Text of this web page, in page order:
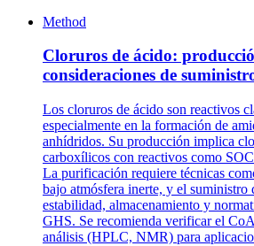
Method
Cloruros de ácido:
consideraciones de
Los cloruros de ácido son reactivos
especialmente en la formación de
anhídridos. Su producción implica
carboxílicos con reactivos como
La purificación requiere técnicas
bajo atmósfera inerte, y el suministro
estabilidad, almacenamiento y
GHS. Se recomienda verificar el
análisis (HPLC, NMR) para